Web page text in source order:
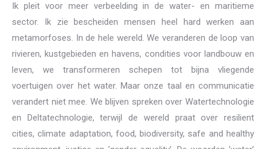
Ik pleit voor meer verbeelding in de water- en maritieme
sector. Ik zie bescheiden mensen heel hard werken aan
metamorfoses. In de hele wereld. We veranderen de loop van
rivieren, kustgebieden en havens, condities voor landbouw en
leven, we transformeren schepen tot bijna vliegende
voertuigen over het water. Maar onze taal en communicatie
verandert niet mee. We blijven spreken over Watertechnologie
en Deltatechnologie, terwijl de wereld praat over resilient
cities, climate adaptation, food, biodiversity, safe and healthy